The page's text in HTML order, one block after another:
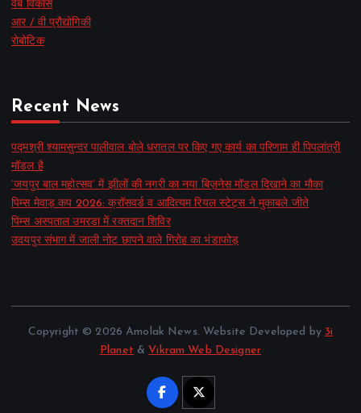
वेब विकास
आर / वी प्रौद्योगिकी
रोबोटिक
Recent News
पद्मश्री श्यामसुन्दर पालीवाल बोले धरातल पर किए गए कार्य का परिणाम ही पिपलांत्री
मॉडल है
‘जयपुर बाल महोत्सव’ में झीलों की नगरी का नया बिज़नेस मॉडल दिखाने का मौका
पिम्स मेवाड़ कप 2026: क्रॉसवर्ड व आदित्यम रियल स्टेट्स ने मुकाबले जीते
पिम्स अस्पताल उमरडा में रक्तदान शिविर
उदयपुर संभाग में जाली नोट छापने वाले गिरोह का भंडाफोड़
Copyright © 2026 Amolak News. Website Developed by 3i
Planet & Vikram Web Designer